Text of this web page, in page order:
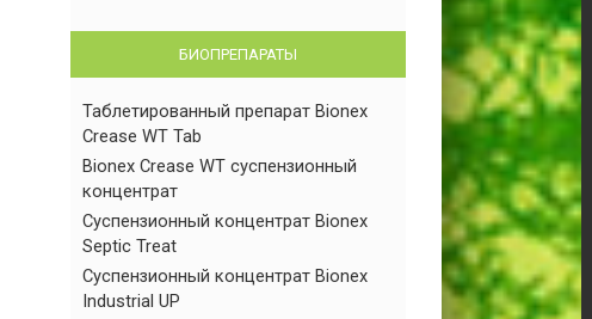
БИОПРЕПАРАТЫ
Таблетированный препарат Bionex
Crease WT Tab
Bionex Crease WT суспензионный
концентрат
Суспензионный концентрат Bionex
Septic Treat
Суспензионный концентрат Bionex
Industrial UP